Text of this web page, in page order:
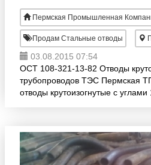
Пермская Промышленная
Продам Стальные отводы
03.08.2015 07:54
ОСТ 108-321-13-82 Отводы
трубопроводов ТЭС Пермская
отводы крутоизогнутые с